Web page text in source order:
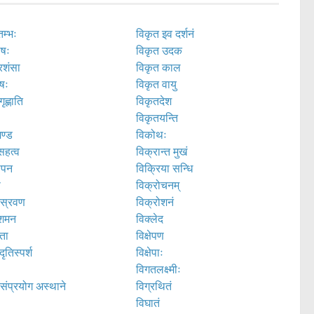
अस्थाने
विकृत इव दर्शनं
विकृत उदक
विकृत काल
विकृत वायु
विकृतदेश
विकृतयन्ति
विकोथः
विक्रान्त मुखं
विक्रिया सन्धि
विक्रोचनम्
विक्रोशनं
विक्लेद
विक्षेपण
विक्षेपाः
विगतलक्ष्मीः
विग्रथितं
विघातं